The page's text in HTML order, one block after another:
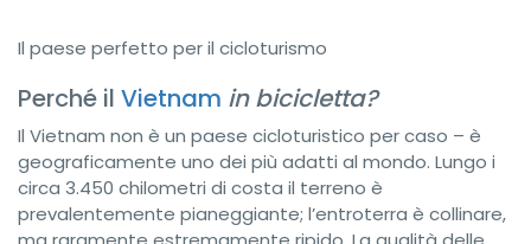
Il paese perfetto per il cicloturismo
Perché il Vietnam in bicicletta?
Il Vietnam non è un paese cicloturistico per caso – è
geograficamente uno dei più adatti al mondo. Lungo i
circa 3.450 chilometri di costa il terreno è
prevalentemente pianeggiante; l’entroterra è collinare,